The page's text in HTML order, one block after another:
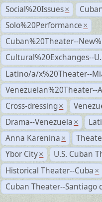
Social%20Issues ×
Solo%20Performance ×
Cuban%20Theater--
Cultural%20Exchanges--
Latino/a/x%20Theater--
Venezuelan%20Theater--
Cross-dressing ×
Drama--Venezuela ×
Anna Karenina ×
Ybor City × U.S. Cuban
Historical Theater--Cuba ×
Cuban Theater--Santiago